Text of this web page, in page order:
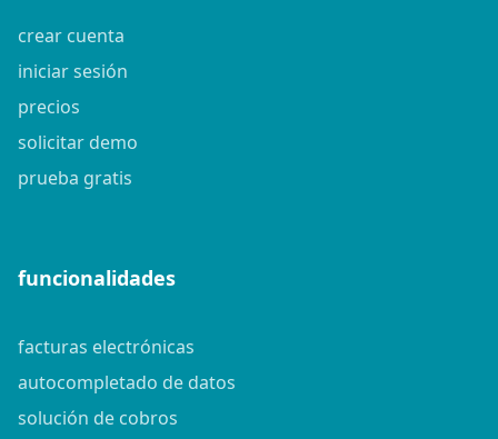
crear cuenta
iniciar sesión
precios
solicitar demo
prueba gratis
funcionalidades
facturas electrónicas
autocompletado de datos
solución de cobros